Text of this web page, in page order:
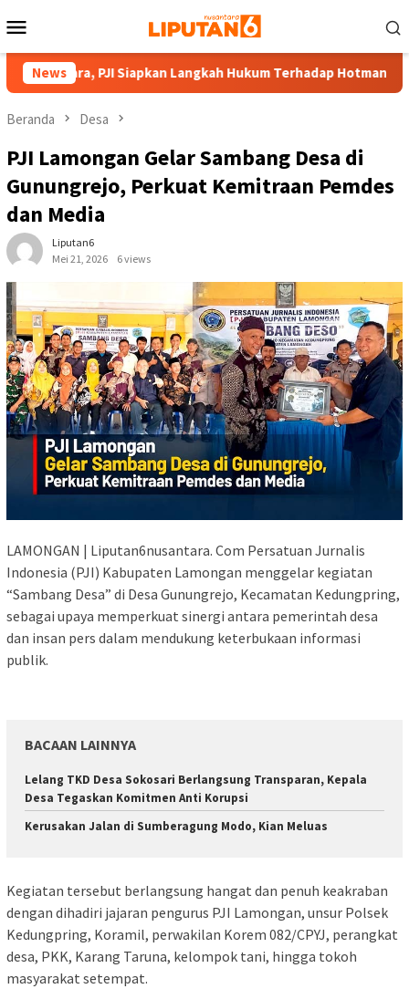
ke
Mobile
NewsPJI Siapkan Langkah Hukum Terhadap Hotman Paris
Beranda Desa
PJI Lamongan Gelar Sambang Desa di
Gunungrejo, Perkuat Kemitraan Pemdes
dan Media
Liputan6
Mei 21, 2026
6 views
LAMONGAN | Liputan6nusantara. Com Persatuan Jurnalis
Indonesia (PJI) Kabupaten Lamongan menggelar kegiatan
“Sambang Desa” di Desa Gunungrejo, Kecamatan Kedungpring,
sebagai upaya memperkuat sinergi antara pemerintah desa
dan insan pers dalam mendukung keterbukaan informasi
publik.
BACAAN LAINNYA
Lelang TKD Desa Sokosari Berlangsung Transparan, Kepala
Desa Tegaskan Komitmen Anti Korupsi
Kerusakan Jalan di Sumberagung Modo, Kian Meluas
Kegiatan tersebut berlangsung hangat dan penuh keakraban
dengan dihadiri jajaran pengurus PJI Lamongan, unsur Polsek
Kedungpring, Koramil, perwakilan Korem 082/CPYJ, perangkat
desa, PKK, Karang Taruna, kelompok tani, hingga tokoh
masyarakat setempat.